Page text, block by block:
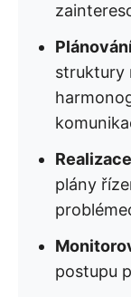
struktury
Realizace
plány
postupu